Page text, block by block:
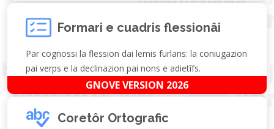
Formari e cuadris flessionâi
Par cognossi la flession dai lemis furlans: la coniugazion
pai verps e la declinazion pai nons e adietîfs.
GNOVE VERSION 2026
Coretôr Ortografic